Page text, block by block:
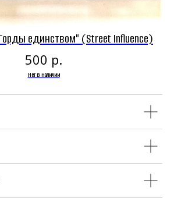
единством" (Street Influence)
500 р.
Нет в наличии